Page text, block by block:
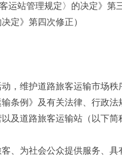
运站管理规定〉的决定》第
定》第四次修正）
维护道路旅客运输市场秩
条例》及有关法律、行政法
道路旅客运输站（以下简
为社会公众提供服务、具